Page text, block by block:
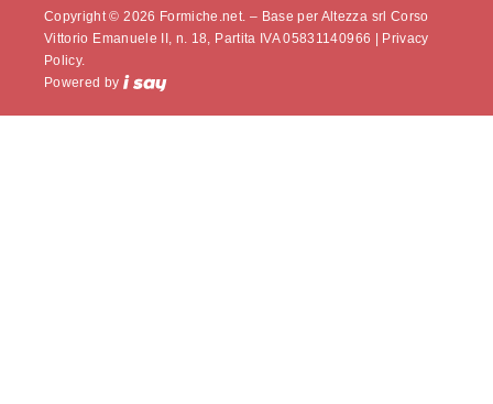
Copyright © 2026 Formiche.net. – Base per Altezza srl Corso
Vittorio Emanuele II, n. 18, Partita IVA 05831140966 |
Privacy
Policy.
Powered by